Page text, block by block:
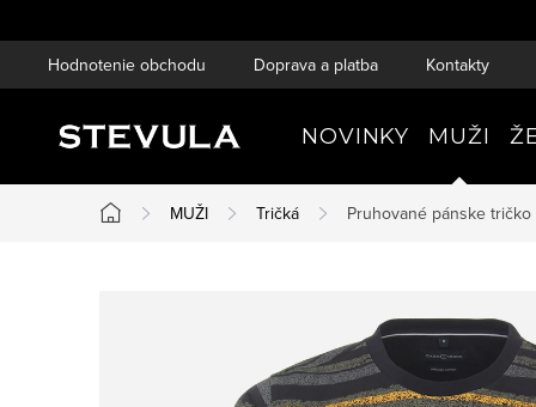
na
Hodnotenie obchodu Doprava a platba Kontakty
NOVINKY MUŽI
Domov
MUŽI Tričká Pruhované pánske